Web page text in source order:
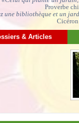
Proverbe
une bibliothèque et un
Cicéron
& Articles